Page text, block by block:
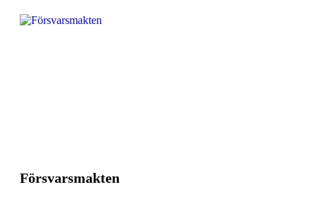
Försvarsmakten